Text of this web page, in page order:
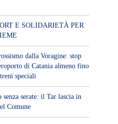
E SOLIDARIETÀ PER
dalla Voragine: stop
di Catania almeno fino
speciali
senza serate: il Tar lascia in
Comune